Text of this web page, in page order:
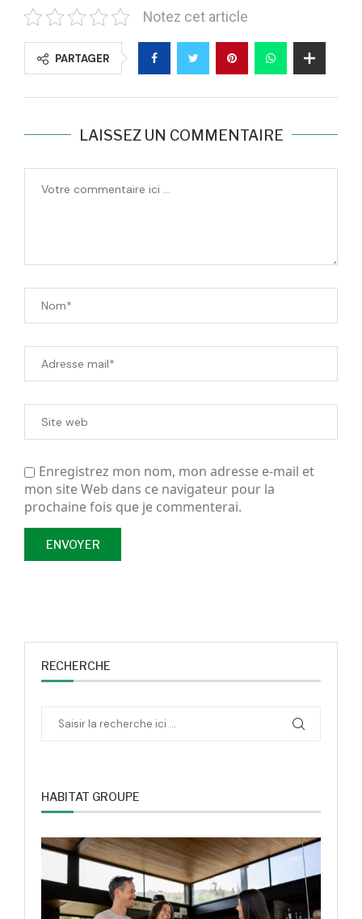
Notez cet article
PARTAGER
LAISSEZ UN COMMENTAIRE
Enregistrez mon nom, mon adresse e-mail et
mon site Web dans ce navigateur pour la
prochaine fois que je commenterai.
RECHERCHE
HABITAT GROUPE